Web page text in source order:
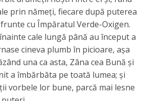
prin nămeţi, fiecare după puterea
cu Împăratul Verde-Oxigen.
cale lungă până au început a
cineva plumb în picioare, aşa
una ca asta, Zâna cea Bună şi
a îmbărbăta pe toată lumea; şi
vorbele lor bune, parcă mai lesne